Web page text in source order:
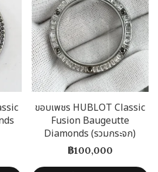
ขอบเพชร HUBLOT Classic
Fusion Baugeutte
Diamonds (รวมกระจก)
฿100,000